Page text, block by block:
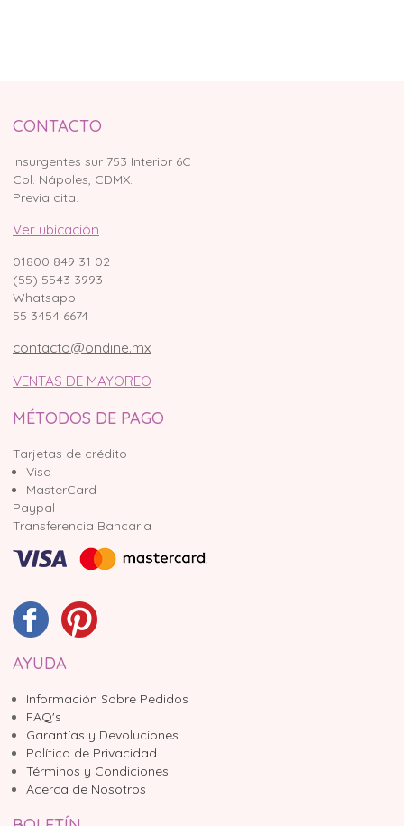
CONTACTO
Insurgentes sur 753 Interior 6C
Col. Nápoles, CDMX.
Previa cita.
Ver ubicación
01800 849 31 02
(55) 5543 3993
Whatsapp
55 3454 6674
contacto@ondine.mx
VENTAS DE MAYOREO
MÉTODOS DE PAGO
Tarjetas de crédito
Visa
MasterCard
Paypal
Transferencia Bancaria
AYUDA
Información Sobre Pedidos
FAQ's
Garantías y Devoluciones
Política de Privacidad
Términos y Condiciones
Acerca de Nosotros